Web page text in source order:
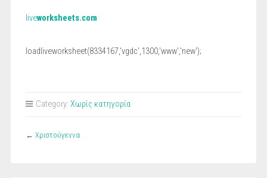
liveworksheets.com
loadliveworksheet(8334167,'vgdc',1300,'www','new');
Category: Χωρίς κατηγορία
← Χριστούγεννα